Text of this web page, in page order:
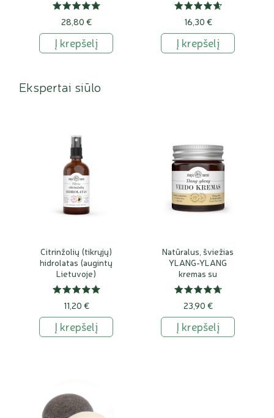
28,80 €
Į krepšelį
16,30 €
Į krepšelį
Ekspertai siūlo
Citrinžolių (tikrųjų)
hidrolatas (augintų
Lietuvoje)
11,20 €
Į krepšelį
Natūralus, šviežias
YLANG-YLANG
kremas su
šaltalankiais ir
alavijais
23,90 €
Į krepšelį